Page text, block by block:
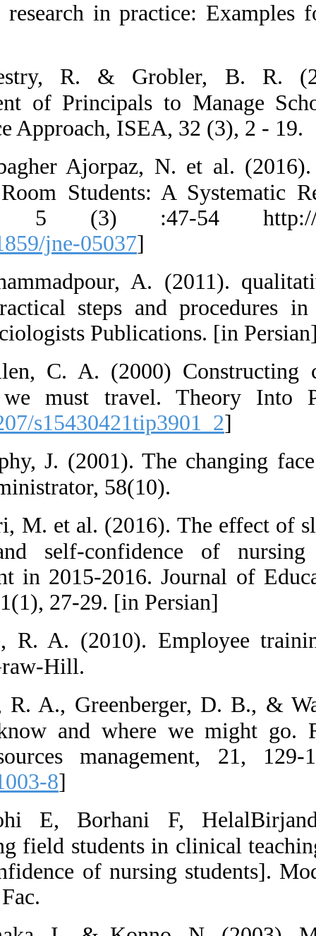
Qualitative
54. 
Development
Competence
55. 
Operating
Education
56. 
method
Tehran:
57.  Mullen,
walkways
[DOI:10.1207/
58.  Murphy,
School
59.  Nasiri, M.
stressors and
environment in
Sciences.
60.  Noe, R.
61.  Noe, R.
What we
human
62.  Nohi
usingnursing
the self-